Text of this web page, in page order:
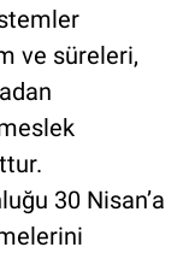
ve süreleri,
30 Nisan’a